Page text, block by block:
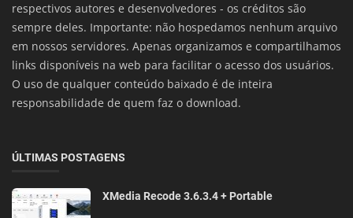
respectivos autores e desenvolvedores - os créditos são
sempre deles. Importante: não hospedamos nenhum arquivo
em nossos servidores. Apenas organizamos e compartilhamos
links disponíveis na web para facilitar o acesso dos usuários.
O uso de qualquer conteúdo baixado é de inteira
responsabilidade de quem faz o download.
ÚLTIMAS POSTAGENS
XMedia Recode 3.6.3.4 + Portable